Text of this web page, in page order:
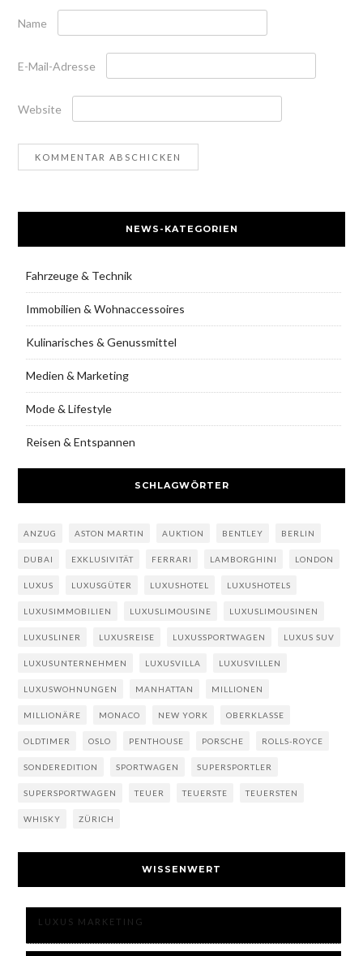
Name
E-Mail-Adresse
Website
NEWS-KATEGORIEN
Fahrzeuge & Technik
Immobilien & Wohnaccessoires
Kulinarisches & Genussmittel
Medien & Marketing
Mode & Lifestyle
Reisen & Entspannen
SCHLAGWÖRTER
ANZUG ASTON MARTIN AUKTION BENTLEY BERLIN
DUBAI EXKLUSIVITÄT FERRARI LAMBORGHINI LONDON
LUXUS LUXUSGÜTER LUXUSHOTEL LUXUSHOTELS
LUXUSIMMOBILIEN LUXUSLIMOUSINE LUXUSLIMOUSINEN
LUXUSLINER LUXUSREISE LUXUSSPORTWAGEN LUXUS SUV
LUXUSUNTERNEHMEN LUXUSVILLA LUXUSVILLEN
LUXUSWOHNUNGEN MANHATTAN MILLIONEN
MILLIONÄRE MONACO NEW YORK OBERKLASSE
OLDTIMER OSLO PENTHOUSE PORSCHE ROLLS-ROYCE
SONDEREDITION SPORTWAGEN SUPERSPORTLER
SUPERSPORTWAGEN TEUER TEUERSTE TEUERSTEN
WHISKY ZÜRICH
WISSENWERT
LUXUS MARKETING